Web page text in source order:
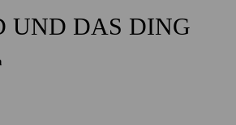
UND DAS DING